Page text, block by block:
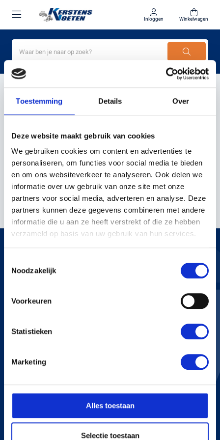
Toestemming Details Over
Deze website maakt gebruik van cookies
We gebruiken cookies om content en advertenties te
personaliseren, om functies voor social media te bieden
en om ons websiteverkeer te analyseren. Ook delen we
informatie over uw gebruik van onze site met onze
partners voor social media, adverteren en analyse. Deze
partners kunnen deze gegevens combineren met andere
informatie die u aan ze heeft verstrekt of die ze hebben
verzameld op basis van uw gebruik van hun services.
Noodzakelijk
Voorkeuren
Statistieken
Marketing
Alles toestaan
Selectie toestaan
Inloggen Winkelwagen
AUTOMOWER
ONDERDELEN KOPEN
Filter Sorteer
+31 165 534 222
info@kerstensvoeten.nl